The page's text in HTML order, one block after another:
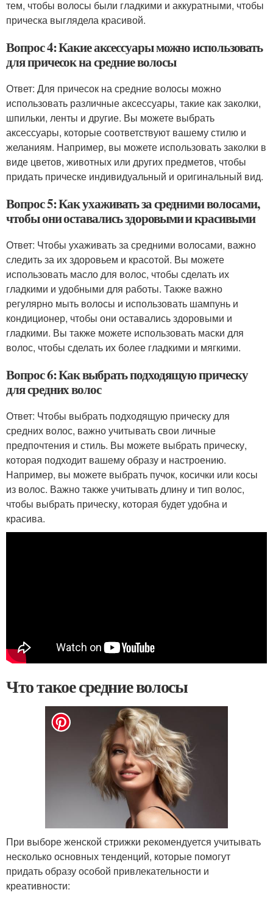
тем, чтобы волосы были гладкими и аккуратными, чтобы
прическа выглядела красивой.
Вопрос 4: Какие аксессуары можно использовать
для причесок на средние волосы
Ответ: Для причесок на средние волосы можно
использовать различные аксессуары, такие как заколки,
шпильки, ленты и другие. Вы можете выбрать
аксессуары, которые соответствуют вашему стилю и
желаниям. Например, вы можете использовать заколки в
виде цветов, животных или других предметов, чтобы
придать прическе индивидуальный и оригинальный вид.
Вопрос 5: Как ухаживать за средними волосами,
чтобы они оставались здоровыми и красивыми
Ответ: Чтобы ухаживать за средними волосами, важно
следить за их здоровьем и красотой. Вы можете
использовать масло для волос, чтобы сделать их
гладкими и удобными для работы. Также важно
регулярно мыть волосы и использовать шампунь и
кондиционер, чтобы они оставались здоровыми и
гладкими. Вы также можете использовать маски для
волос, чтобы сделать их более гладкими и мягкими.
Вопрос 6: Как выбрать подходящую прическу
для средних волос
Ответ: Чтобы выбрать подходящую прическу для
средних волос, важно учитывать свои личные
предпочтения и стиль. Вы можете выбрать прическу,
которая подходит вашему образу и настроению.
Например, вы можете выбрать пучок, косички или косы
из волос. Важно также учитывать длину и тип волос,
чтобы выбрать прическу, которая будет удобна и
красива.
Что такое средние волосы
При выборе женской стрижки рекомендуется учитывать
несколько основных тенденций, которые помогут
придать образу особой привлекательности и
креативности: